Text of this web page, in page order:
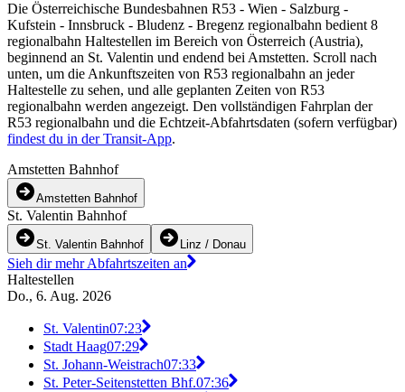
Die Österreichische Bundesbahnen R53 - Wien - Salzburg -
Kufstein - Innsbruck - Bludenz - Bregenz regionalbahn bedient 8
regionalbahn Haltestellen im Bereich von Österreich (Austria),
beginnend an St. Valentin und endend bei Amstetten. Scroll nach
unten, um die Ankunftszeiten von R53 regionalbahn an jeder
Haltestelle zu sehen, und alle geplanten Zeiten von R53
regionalbahn werden angezeigt. Den vollständigen Fahrplan der
R53 regionalbahn und die Echtzeit-Abfahrtsdaten (sofern verfügbar)
findest du in der Transit-App.
Amstetten Bahnhof
Amstetten Bahnhof
St. Valentin Bahnhof
St. Valentin Bahnhof Linz / Donau
Sieh dir mehr Abfahrtszeiten an
Haltestellen
Do., 6. Aug. 2026
St. Valentin07:23
Stadt Haag07:29
St. Johann-Weistrach07:33
St. Peter-Seitenstetten Bhf.07:36